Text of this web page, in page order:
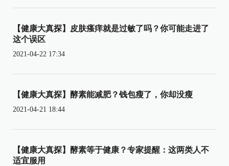
【健康大真探】皮肤瘙痒就是过敏了吗？你可能走进了
这个误区
2021-04-22 17:34
【健康大真探】酵素能减肥？钱包瘦了，你却没瘦
2021-04-21 18:44
【健康大真探】酵素等于健康？专家提醒：这两类人不
适宜服用